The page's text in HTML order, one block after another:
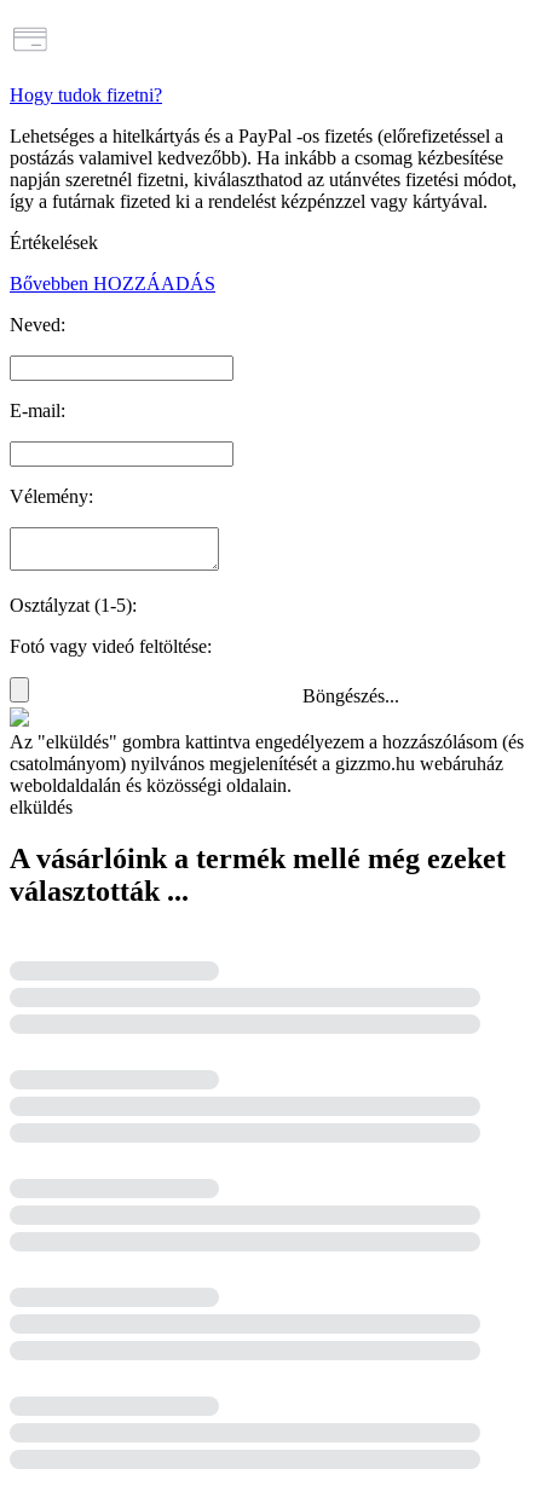
Hogy tudok fizetni?
Lehetséges a hitelkártyás és a PayPal -os fizetés (előrefizetéssel a
postázás valamivel kedvezőbb). Ha inkább a csomag kézbesítése
napján szeretnél fizetni, kiválaszthatod az utánvétes fizetési módot,
így a futárnak fizeted ki a rendelést kézpénzzel vagy kártyával.
Értékelések
Bővebben HOZZÁADÁS
Neved:
E-mail:
Vélemény:
Osztályzat (1-5):
Fotó vagy videó feltöltése:
Böngészés...
Az "elküldés" gombra kattintva engedélyezem a hozzászólásom (és
csatolmányom) nyilvános megjelenítését a gizzmo.hu webáruház
weboldaldalán és közösségi oldalain.
elküldés
A vásárlóink a termék mellé még ezeket
választották ...